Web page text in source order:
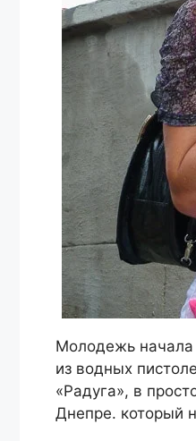
Молодежь начала
из водных
«Радуга», в
Днепре. который